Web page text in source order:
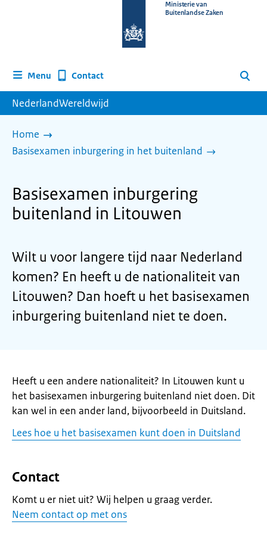
homepage
Ministerie van
Buitenlandse Zaken
Menu Contact Zoeken
NederlandWereldwijd
Home
Basisexamen inburgering in het buitenland
Basisexamen inburgering
buitenland in Litouwen
Wilt u voor langere tijd naar Nederland
komen? En heeft u de nationaliteit van
Litouwen? Dan hoeft u het basisexamen
inburgering buitenland niet te doen.
Heeft u een andere nationaliteit? In Litouwen kunt u
het basisexamen inburgering buitenland niet doen. Dit
kan wel in een ander land, bijvoorbeeld in Duitsland.
Lees hoe u het basisexamen kunt doen in Duitsland
Contact
Komt u er niet uit? Wij helpen u graag verder.
Neem contact op met ons